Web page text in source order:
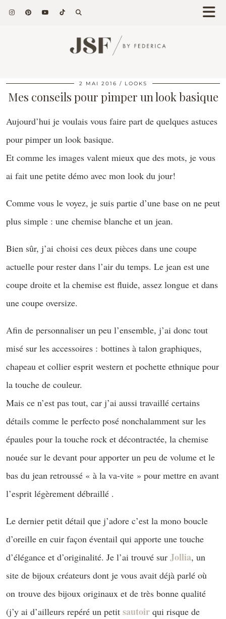
2 MAI 2016 LOOKS
Mes conseils pour pimper un look basique
Aujourd’hui je voulais vous faire part de quelques astuces
pour pimper un look basique.
Et comme les images valent mieux que des mots, je vous
ai fait une petite démo avec mon look du jour!
Comme vous le voyez, je suis partie d’une base on ne peut
plus simple : une chemise blanche et un jean.
Bien sûr, j’ai choisi ces deux pièces dans une coupe
actuelle pour rester dans l’air du temps. Le jean est une
coupe droite et la chemise est fluide, assez longue et dans
une coupe oversize.
Afin de personnaliser un peu l’ensemble, j’ai donc tout
misé sur les accessoires : bottines à talon graphiques,
chapeau et collier esprit western et pochette ethnique pour
la touche de couleur.
Mais ce n’est pas tout, car j’ai aussi travaillé certains
détails comme le perfecto posé nonchalamment sur les
épaules pour la touche rock et décontractée, la chemise
nouée sur le devant pour apporter un peu de volume et le
bas du jean retroussé « à la va-vite » pour mettre en avant
l’esprit légèrement débraillé .
Le dernier petit détail que j’adore c’est la mono boucle
d’oreille en cuir façon éventail qui apporte une touche
d’élégance et d’originalité. Je l’ai trouvé sur Jollia, un
site de bijoux créateurs dont je vous avait déjà parlé où
on trouve des bijoux originaux et de très bonne qualité
(j’y ai d’ailleurs repéré un petit sautoir qui risque de